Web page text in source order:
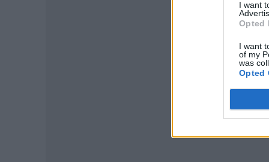
I want
Opted
I want
of my
was
Opted